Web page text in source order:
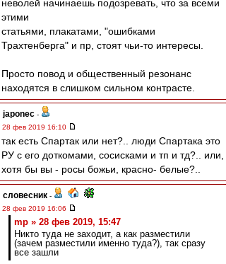
неволей начинаешь подозревать, что за всеми
этими
статьями, плакатами, "ошибками
Трахтенберга" и пр, стоят чьи-то интересы.
Просто повод и общественный резонанс
находятся в слишком сильном контрасте.
japonec -
28 фев 2019 16:10
так есть Спартак или нет?.. люди Спартака это
РУ с его доткомами, сосисками и тп и тд?.. или,
хотя бы вы - росы божьи, красно- белые?..
словесник -
28 фев 2019 16:06
mp » 28 фев 2019, 15:47
Никто туда не заходит, а как разместили
(зачем разместили именно туда?), так сразу
все зашли